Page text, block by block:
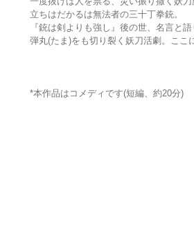
立ちはだかるは無法者の三十丁拳銃。
『銃は剣よりも強し』後の世、名言と語
弾丸(たま)をも切り裂く妖刀活劇。ここ
*本作品はコメディです(短編、約20分)